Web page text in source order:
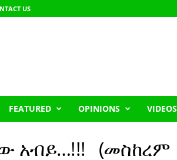
US
FEATURED OPINIONS VIDEOS
አብይ…!!! (መስከረም